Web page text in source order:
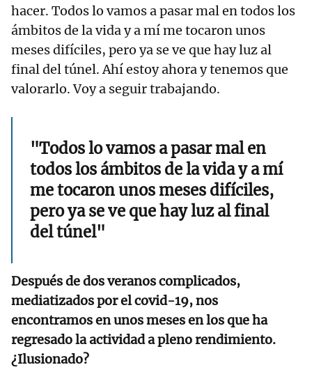
hacer. Todos lo vamos a pasar mal en todos los
ámbitos de la vida y a mí me tocaron unos
meses difíciles, pero ya se ve que hay luz al
final del túnel. Ahí estoy ahora y tenemos que
valorarlo. Voy a seguir trabajando.
"Todos lo vamos a pasar mal en
todos los ámbitos de la vida y a mí
me tocaron unos meses difíciles,
pero ya se ve que hay luz al final
del túnel"
Después de dos veranos complicados,
mediatizados por el covid-19, nos
encontramos en unos meses en los que ha
regresado la actividad a pleno rendimiento.
¿Ilusionado?